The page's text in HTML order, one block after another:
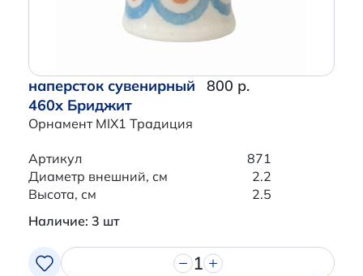
наперсток сувенирный
460x Бриджит
Орнамент MIX1 Традиция
800 р.
Артикул
871
Диаметр внешний, см
2.2
Высота, см
2.5
Наличие: 3 шт
1